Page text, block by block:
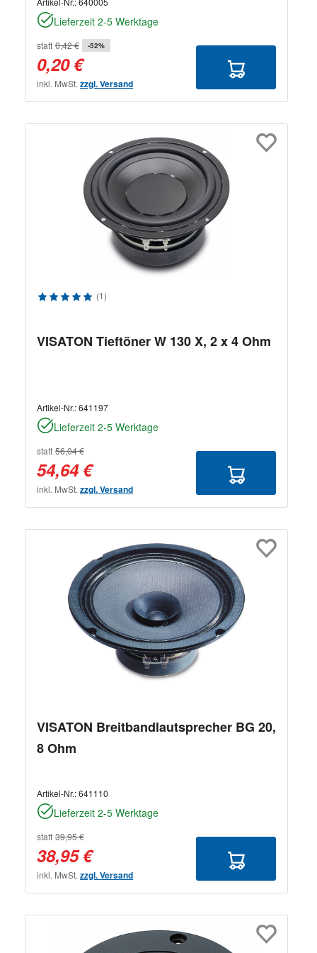
Lieferzeit 2-5 Werktage
statt 0,42 € -52%
0,20 €
inkl. MwSt. zzgl. Versand
Durchschnittliche Bewertung von 5 von 5 Sternen
(1)
VISATON Tieftöner W 130 X, 2 x 4 Ohm
Artikel-Nr.:641197
Lieferzeit 2-5 Werktage
statt 56,04 €
54,64 €
inkl. MwSt. zzgl. Versand
VISATON Breitbandlautsprecher BG 20,
8 Ohm
Artikel-Nr.:641110
Lieferzeit 2-5 Werktage
statt 39,95 €
38,95 €
inkl. MwSt. zzgl. Versand